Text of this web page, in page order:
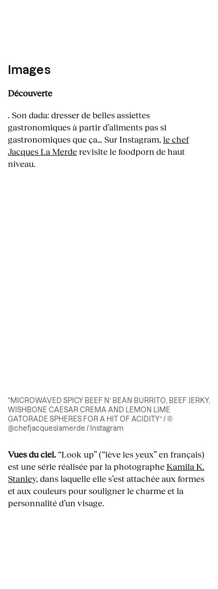
Images
Découverte
. Son dada: dresser de belles assiettes
gastronomiques à partir d’aliments pas si
gastronomiques que ça… Sur Instagram,le chef
Jacques La Merderevisite le foodporn de haut
niveau.
“MICROWAVED SPICY BEEF N’ BEAN BURRITO, BEEF JERKY,
WISHBONE CAESAR CREMA AND LEMON LIME
GATORADE SPHERES FOR A HIT OF ACIDITY” / ©
@chefjacqueslamerde / Instagram
Vues du ciel. “Look up” (“lève les yeux” en français)
est une série réalisée par la photographe Kamila K.
Stanley, dans laquelle elle s’est attachée aux formes
et aux couleurs pour souligner le charme et la
personnalité d’un visage.